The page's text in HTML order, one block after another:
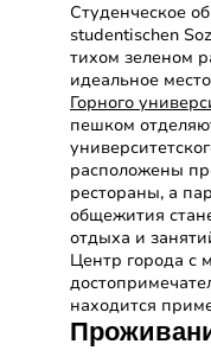
Студенческое
studentischen
тихом зеленом
идеальное
Горного
пешком
расположены
рестораны, а
общежития
отдыха и
Центр города с
находится